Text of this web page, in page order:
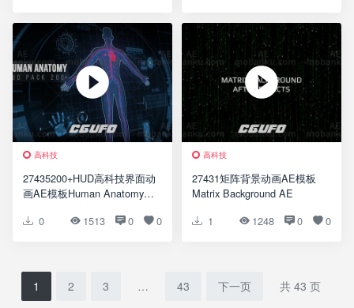
高科技
27435200+HUD高科技界面动
画AE模板Human Anatomy
0
1513 0 0
高科技
27431矩阵背景动画AE模板
Matrix Background AE
1
1248 0 0
1 2 3 … 43 下一页 共 43 页